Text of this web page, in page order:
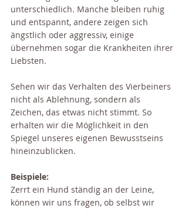
unterschiedlich. Manche bleiben ruhig
und entspannt, andere zeigen sich
ängstlich oder aggressiv, einige
übernehmen sogar die Krankheiten ihrer
Liebsten.
Sehen wir das Verhalten des Vierbeiners
nicht als Ablehnung, sondern als
Zeichen, das etwas nicht stimmt. So
erhalten wir die Möglichkeit in den
Spiegel unseres eigenen Bewusstseins
hineinzublicken.
Beispiele:
Zerrt ein Hund ständig an der Leine,
können wir uns fragen, ob selbst wir